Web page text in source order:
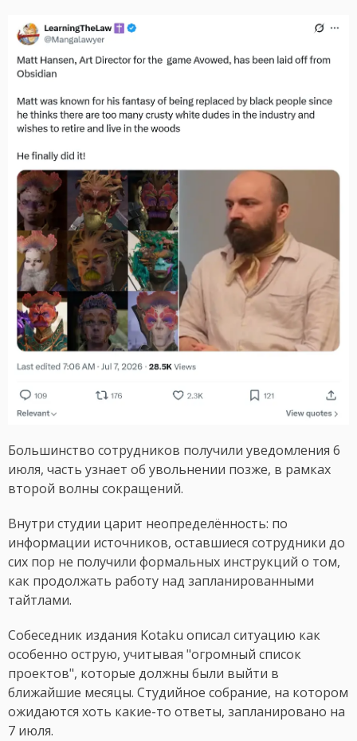
Большинство сотрудников получили уведомления 6
июля, часть узнает об увольнении позже, в рамках
второй волны сокращений.
Внутри студии царит неопределённость: по
информации источников, оставшиеся сотрудники до
сих пор не получили формальных инструкций о том,
как продолжать работу над запланированными
тайтлами.
Собеседник издания Kotaku описал ситуацию как
особенно острую, учитывая "огромный список
проектов", которые должны были выйти в
ближайшие месяцы. Студийное собрание, на котором
ожидаются хоть какие-то ответы, запланировано на
7 июля.